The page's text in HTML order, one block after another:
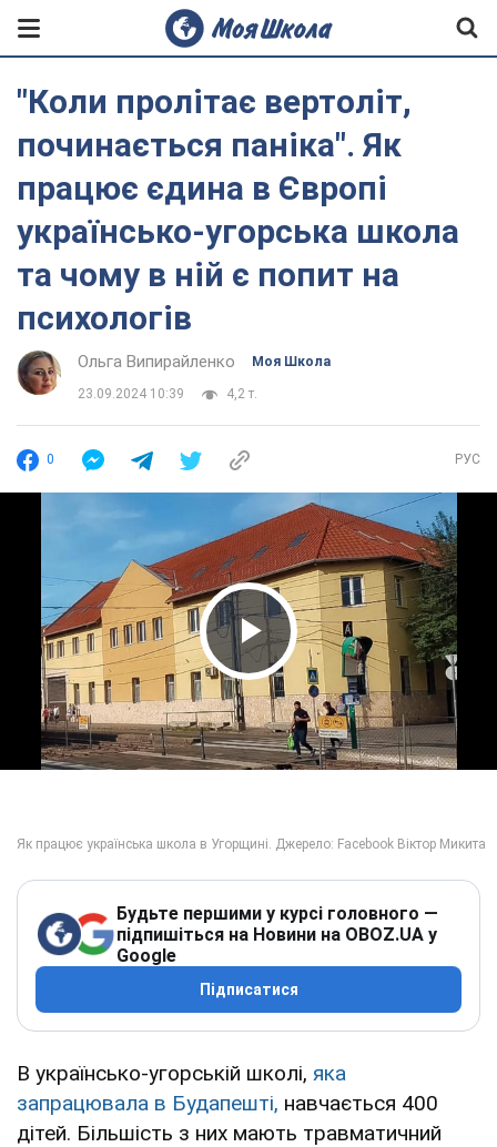
"Коли пролітає вертоліт,
починається паніка". Як
працює єдина в Європі
українсько-угорська школа
та чому в ній є попит на
психологів
Ольга Випирайленко Моя Школа
23.09.2024 10:39 4,2 т.
0 РУС
Play Video
Будьте першими у курсі головного —
підпишіться на Новини на OBOZ.UA у
Google
Підписатися
В українсько-угорській школі, яка
запрацювала в Будапешті, навчається 400
дітей. Більшість з них мають травматичний